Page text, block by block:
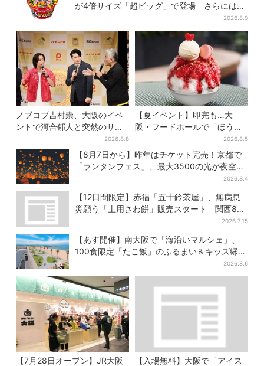
が4倍サイズ「超ビッグ」で登場 さらには
2026.8.9
ノブコブ吉村崇、大阪のイベ
ントで河合郁人と突然のサシ
トーク…名物プロデューサー
の“無茶振り”に混乱「狂って
る！」
2026.8.8
【夏イベント】即完も…大
阪・フードホールで「ほうせ
き箱」の“限定かき氷”が復
活！一夜限りの盆踊りも
2026.8.5
【8月7日から】昨年はチケット完売！京都で
「ランタンフェス」、最大3500の光が夜空
2026.8.4
【12日間限定】赤福「五十鈴茶屋」、無病息
災願う「土用さわ餅」販売スタート 関西8カ
2026.7.15
【あす開催】南大阪で「海沿いマルシェ」、
100食限定「たこ飯」のふるまい＆キッズ縁日
2026.8.6
【7月28日オープン】JR大阪
【入場無料】大阪で「アイス